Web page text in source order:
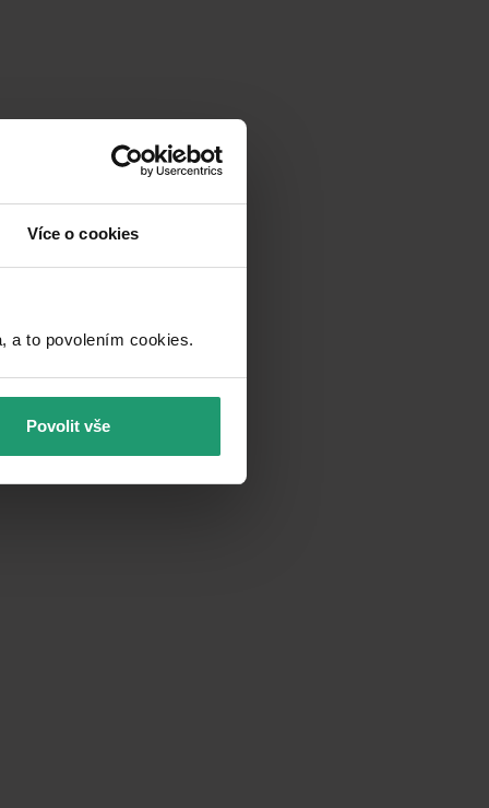
Více o cookies
a to povolením cookies.​
Povolit vše